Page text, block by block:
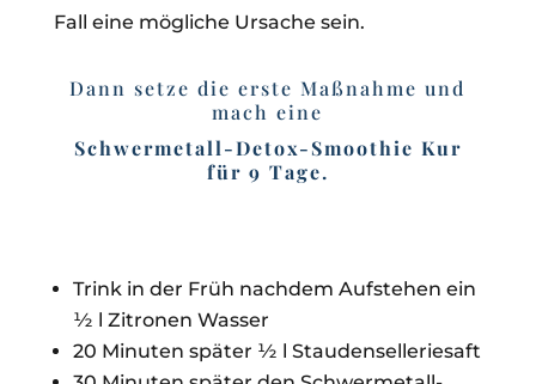
Fall eine mögliche Ursache sein.
Dann setze die erste Maßnahme und
mach eine
Schwermetall-Detox-Smoothie Kur
für 9 Tage.
Trink in der Früh nachdem Aufstehen ein
½ l Zitronen Wasser
20 Minuten später ½ l Staudenselleriesaft